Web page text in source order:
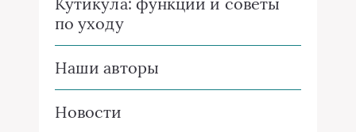
по уходу
Наши авторы
Новости